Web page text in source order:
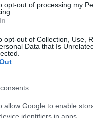
opt-out of processing my
opt-out of Collection, Use,
Data that Is
allow Google to enable
identifiers in apps.